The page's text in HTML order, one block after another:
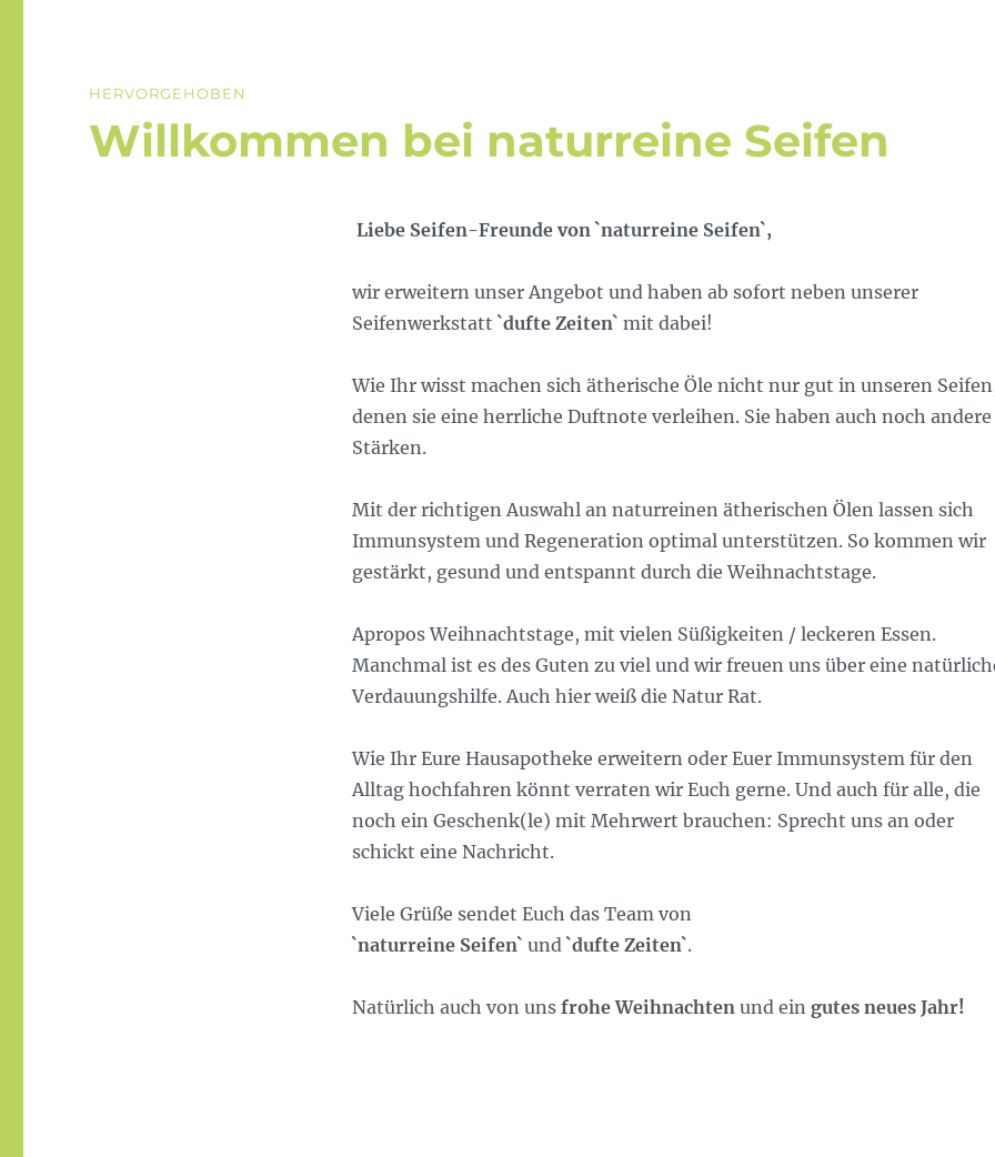
HERVORGEHOBEN
Willkommen bei naturreine Seifen
Liebe Seifen-Freunde von `naturreine Seifen`,
wir erweitern unser Angebot und haben ab sofort neben unserer
Seifenwerkstatt `dufte Zeiten` mit dabei!
Wie Ihr wisst machen sich ätherische Öle nicht nur gut in unseren
denen sie eine herrliche Duftnote verleihen. Sie haben auch noch andere
Stärken.
Mit der richtigen Auswahl an naturreinen ätherischen Ölen lassen sich
Immunsystem und Regeneration optimal unterstützen. So kommen wir
gestärkt, gesund und entspannt durch die Weihnachtstage.
Apropos Weihnachtstage, mit vielen Süßigkeiten / leckeren Essen.
Manchmal ist es des Guten zu viel und wir freuen uns über eine
Verdauungshilfe. Auch hier weiß die Natur Rat.
Wie Ihr Eure Hausapotheke erweitern oder Euer Immunsystem für den
Alltag hochfahren könnt verraten wir Euch gerne. Und auch für alle, die
noch ein Geschenk(le) mit Mehrwert brauchen: Sprecht uns an oder
schickt eine Nachricht.
Viele Grüße sendet Euch das Team von
`naturreine Seifen` und `dufte Zeiten`.
Natürlich auch von uns frohe Weihnachtenund ein gutes neues Jahr!